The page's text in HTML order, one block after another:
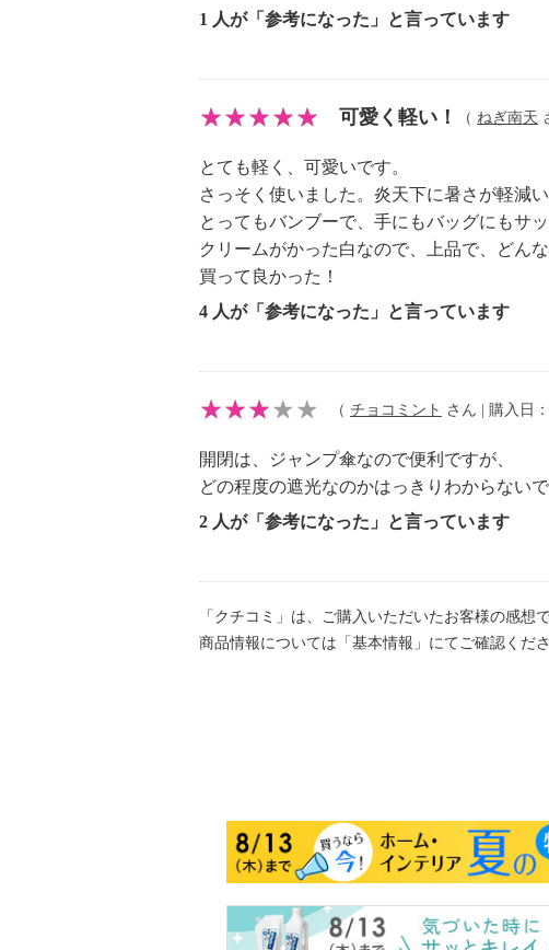
1 人が「参考になった」と言っています
可愛く軽い！ （ ねぎ南天
とても軽く、可愛いです。
さっそく使いました。炎天下に暑さが軽減い
とってもバンブーで、手にもバッグにもサ
クリームがかった白なので、上品で、どん
買って良かった！
4 人が「参考になった」と言っています
（ チョコミント さん | 購入日
開閉は、ジャンプ傘なので便利ですが、
どの程度の遮光なのかはっきりわからないで
2 人が「参考になった」と言っています
「クチコミ」は、ご購入いただいたお客様の感想
商品情報については「基本情報」にてご確認くださ